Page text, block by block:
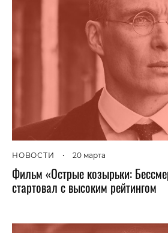
НОВОСТИ • 20 марта
Фильм «Острые козырьки:
стартовал с высоким рейтингом